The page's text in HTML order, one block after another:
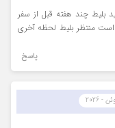
بلیط چند هفته قبل از سفر
منتظر بلیط لحظه آخری
پاسخ